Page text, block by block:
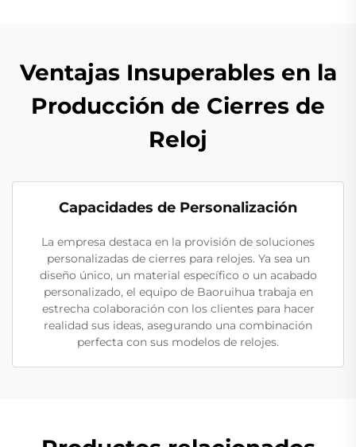
Ventajas Insuperables en la
Producción de Cierres de
Reloj
Capacidades de Personalización
La empresa destaca en la provisión de soluciones
personalizadas de cierres para relojes. Ya sea un
diseño único, un material específico o un acabado
personalizado, el equipo de Baoruihua trabaja en
estrecha colaboración con los clientes para hacer
realidad sus ideas, asegurando una combinación
perfecta con sus modelos de relojes.